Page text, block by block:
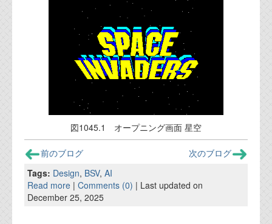
図1045.1 オープニング画面 星空
前のブログ
次のブログ
Tags: Design, BSV, AI
Read more | Comments (0) | Last updated on
December 25, 2025